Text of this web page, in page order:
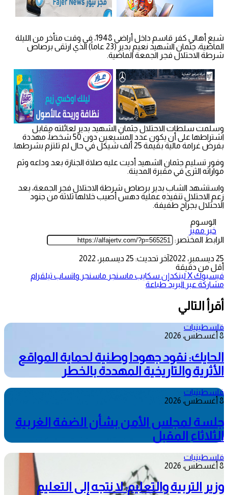
شيع أهالي كفر قاسم داخل أراضي 1948، في وقت متأخر من الليلة
الماضية، جثمان الشهيد نعيم بدير (23 عاماً) الذي ارتقى برصاص
شرطة الاحتلال فجر الجمعة الماضية.
وسلمت سلطات الاحتلال جثمان الشهيد بدير لعائلته مقابل
اشتراطها على أن يكون عدد المشيعين دون 50 شخصاً، مهددة
بفرض غرامة مالية بقيمة 25 ألف شيكل في حال لم تلتزم بشرطها.
وفور تسليم جثمان الشهيد أديت عليه صلاة الجنازة بعد وداعه وثم
مواراته الثرى في مقبرة المدينة.
واستشهد الشاب بدير برصاص شرطة الاحتلال فجر الجمعة، بعد
زعم الاحتلال تنفيذه عملية دهس أصيب خلالها ثلاثة من جنود
الاحتلال بجراح طفيفة.
الوسوم
خبر مميز
الرابط المختصر:
25 ديسمبر، 2022
آخر تحديث: 25 ديسمبر، 2022
أقل من دقيقة
فيسبوك‫Xلينكدإن سكايب ماسنجر ماسنجر واتساب تيلقرام
مشاركة عبر البريد طباعة
أقرأ التالي
فلسطينيات
8 أغسطس، 2026
الحايك: نقود جهودا وطنية لحماية المواقع
الأثرية والتاريخية المهددة بالخطر
فلسطينيات
8 أغسطس، 2026
جلسة لمجلس الأمن بشأن الضفة الغربية
الثلاثاء المقبل
فلسطينيات
8 أغسطس، 2026
وزير التربية والتعليم: لا نتجه إلى التعليم